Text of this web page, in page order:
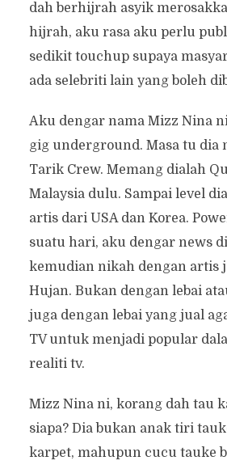
dah berhijrah asyik
hijrah, aku rasa aku perlu
sedikit touchup supaya
ada selebriti lain yang boleh
Aku dengar nama Mizz Nina
gig underground. Masa tu dia
Tarik Crew. Memang dialah
Malaysia dulu. Sampai level
artis dari USA dan Korea.
suatu hari, aku dengar news
kemudian nikah dengan artis
Hujan. Bukan dengan lebai
juga dengan lebai yang jual
TV untuk menjadi popular
realiti tv.
Mizz Nina ni, korang dah tau
siapa? Dia bukan anak tiri
karpet, mahupun cucu tauke